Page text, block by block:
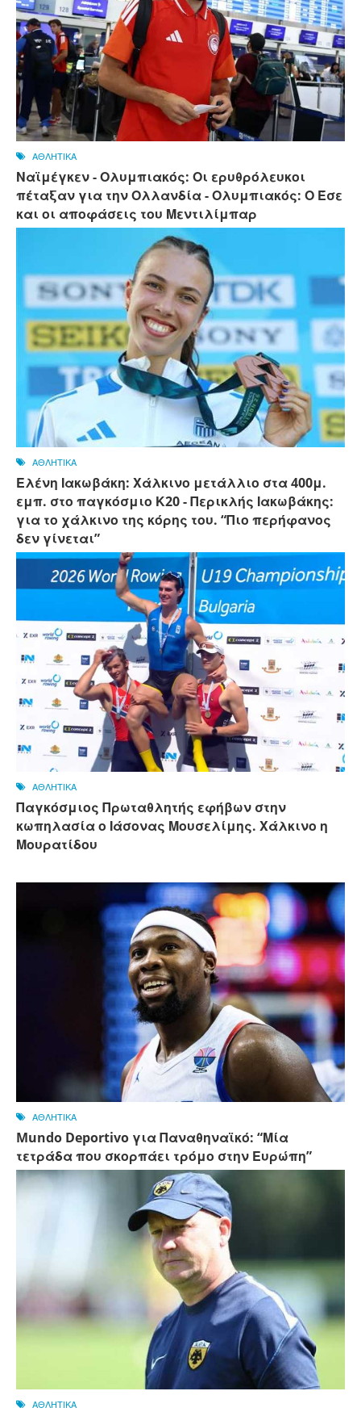
ΑΘΛΗΤΙΚΑ
Ναϊμέγκεν - Ολυμπιακός: Οι ερυθρόλευκοι
πέταξαν για την Ολλανδία - Ολυμπιακός: Ο Έσε
και οι αποφάσεις του Μεντιλίμπαρ
ΑΘΛΗΤΙΚΑ
Ελένη Ιακωβάκη: Χάλκινο μετάλλιο στα 400μ.
εμπ. στο παγκόσμιο Κ20 - Περικλής Ιακωβάκης:
για το χάλκινο της κόρης του. “Πιο περήφανος
δεν γίνεται”
ΑΘΛΗΤΙΚΑ
Παγκόσμιος Πρωταθλητής εφήβων στην
κωπηλασία ο Ιάσονας Μουσελίμης. Χάλκινο η
Μουρατίδου
ΑΘΛΗΤΙΚΑ
Mundo Deportivo για Παναθηναϊκό: “Μία
τετράδα που σκορπάει τρόμο στην Ευρώπη”
ΑΘΛΗΤΙΚΑ